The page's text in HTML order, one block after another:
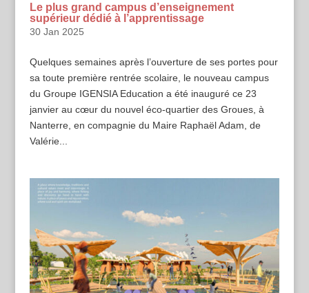
Le plus grand campus d’enseignement
supérieur dédié à l’apprentissage
30 Jan 2025
Quelques semaines après l’ouverture de ses portes pour
sa toute première rentrée scolaire, le nouveau campus
du Groupe IGENSIA Education a été inauguré ce 23
janvier au cœur du nouvel éco-quartier des Groues, à
Nanterre, en compagnie du Maire Raphaël Adam, de
Valérie...